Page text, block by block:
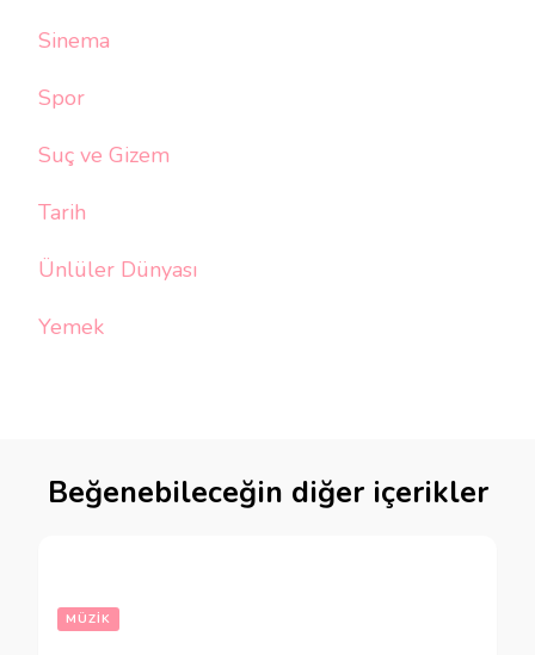
Sinema
Spor
Suç ve Gizem
Tarih
Ünlüler Dünyası
Yemek
Beğenebileceğin diğer içerikler
MÜZIK